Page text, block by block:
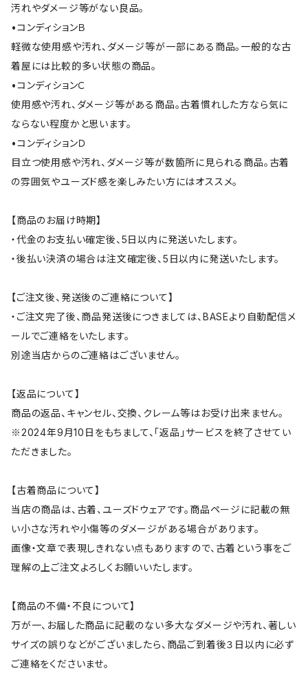
汚れやダメージ等がない良品。
•コンディションＢ
軽微な使用感や汚れ、ダメージ等が一部にある商品。一般的な古
着屋には比較的多い状態の商品。
•コンディションＣ
使用感や汚れ、ダメージ等がある商品。古着慣れした方なら気に
ならない程度かと思います。
•コンディションＤ
目立つ使用感や汚れ、ダメージ等が数箇所に見られる商品。古着
の雰囲気やユーズド感を楽しみたい方にはオススメ。
【商品のお届け時期】
・代金のお支払い確定後、5日以内に発送いたします。
・後払い決済の場合は注文確定後、5日以内に発送いたします。
【ご注文後、発送後のご連絡について】
・ご注文完了後、商品発送後につきましては、BASEより自動配信メ
ールでご連絡をいたします。
別途当店からのご連絡はございません。
【返品について】
商品の返品、キャンセル、交換、クレーム等はお受け出来ません。
※2024年9月10日をもちまして、「返品」サービスを終了させてい
ただきました。
【古着商品について】
当店の商品は、古着、ユーズドウェアです。商品ページに記載の無
い小さな汚れや小傷等のダメージがある場合があります。
画像・文章で表現しきれない点もありますので、古着という事をご
理解の上ご注文よろしくお願いいたします。
【商品の不備・不良について】
万が一、お届した商品に記載のない多大なダメージや汚れ、著しい
サイズの誤りなどがございましたら、商品ご到着後３日以内に必ず
ご連絡をくださいませ。